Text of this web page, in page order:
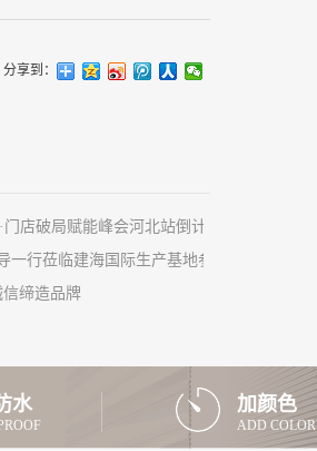
分享到：
店破局赋能峰会河北站倒计时1天
一行莅临建海国际生产基地参观交流
缔造品牌
水 加颜色
ADD COLOR